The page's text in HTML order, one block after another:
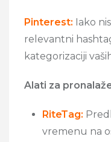
Pinterest: Iako
relevantni
kategorizaciji
Alati za
RiteTag:
vremenu na